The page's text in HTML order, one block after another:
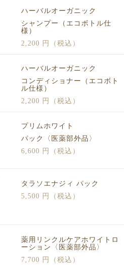
ハーバルオーガニック
シャンプー（エコボトル仕
様）
2,200 円（税込）
ハーバルオーガニック
コンディショナー（エコボト
ル仕様）
2,200 円（税込）
プリムホワイト
パック〈医薬部外品〉
6,600 円（税込）
タラソエナジィ パック
5,500 円（税込）
薬用リンクルケアホワイトロ
ーション〈医薬部外品〉
7,700 円（税込）